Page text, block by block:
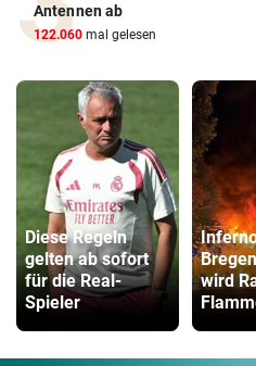
Antennen ab
122.060 mal gelesen
Diese Regeln
gelten ab sofort
für die Real-
Spieler
wird